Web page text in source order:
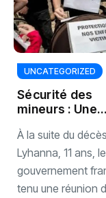
UNCATEGORIZED
Sécurité des
mineurs : Une
cœur des
politiques
À la suite du
Lyhanna, 11 ans, le
gouvernement
tenu une réunion